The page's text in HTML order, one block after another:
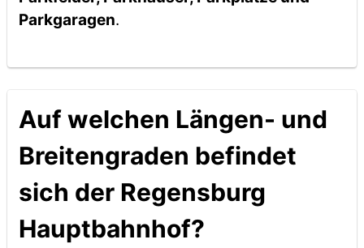
Parkgaragen.
Auf welchen Längen- und
Breitengraden befindet
sich der Regensburg
Hauptbahnhof?